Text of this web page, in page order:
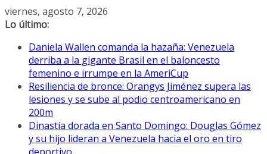
Saltar
al
viernes, agosto 7, 2026
Lo último:
Daniela Wallen comanda la hazaña: Venezuela
derriba a la gigante Brasil en el baloncesto
femenino e irrumpe en la AmeriCup
Resiliencia de bronce: Orangys Jiménez supera las
lesiones y se sube al podio centroamericano en
200m
Dinastía dorada en Santo Domingo: Douglas Gómez
y su hijo lideran a Venezuela hacia el oro en tiro